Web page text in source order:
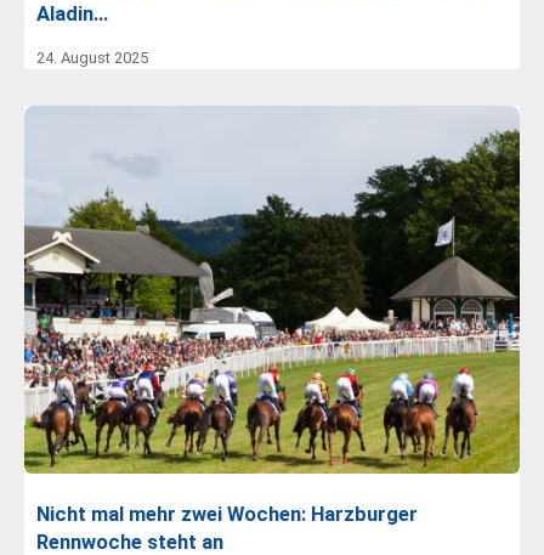
Aladin…
24. August 2025
Nicht mal mehr zwei Wochen: Harzburger
Rennwoche steht an